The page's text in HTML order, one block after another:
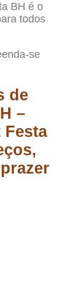
BH é o
todos
se
de
–
Festa